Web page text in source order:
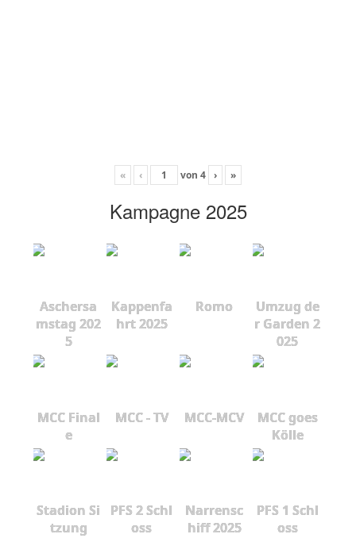
« ‹ von 4 › »
Kampagne 2025
Aschersa
mstag 202
5
Kappenfa
hrt 2025
Romo
Umzug de
r Garden 2
025
MCC Final
e
MCC - TV MCC-MCV
MCC goes
Kölle
Stadion Si
tzung
PFS 2 Schl
oss
Narrensc
hiff 2025
PFS 1 Schl
oss